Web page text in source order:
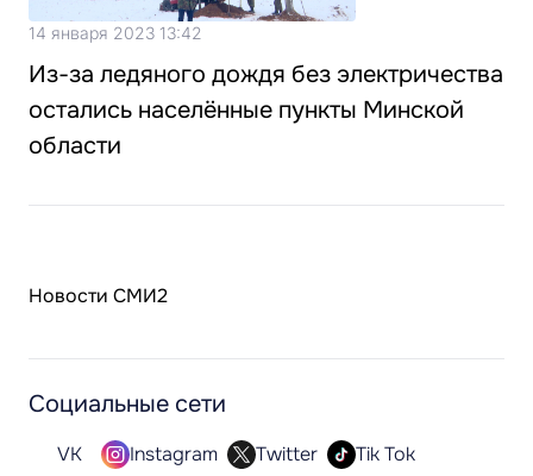
14 января 2023 13:42
Из-за ледяного дождя без электричества
остались населённые пункты Минской
области
Новости СМИ2
Социальные сети
VK Instagram Twitter
Tik Tok